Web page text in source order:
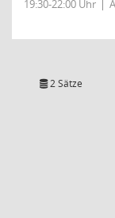
19:30-22:00 Uhr
2 Sätze